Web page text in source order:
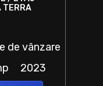
TERRA
de vânzare
2023